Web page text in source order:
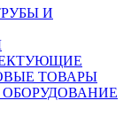
И
ТОВАРЫ